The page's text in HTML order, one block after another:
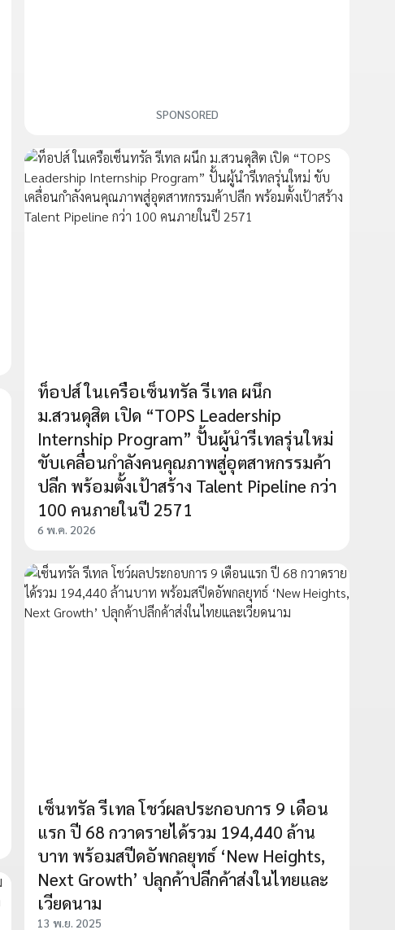
SPONSORED
ท็อปส์ ในเครือเซ็นทรัล รีเทล ผนึก
ม.สวนดุสิต เปิด “TOPS Leadership
Internship Program” ปั้นผู้นำรีเทลรุ่นใหม่
ขับเคลื่อนกำลังคนคุณภาพสู่อุตสาหกรรมค้า
ปลีก พร้อมตั้งเป้าสร้าง Talent Pipeline กว่า
100 คนภายในปี 2571
6 พ.ค. 2026
เซ็นทรัล รีเทล โชว์ผลประกอบการ 9 เดือน
แรก ปี 68 กวาดรายได้รวม 194,440 ล้าน
บาท พร้อมสปีดอัพกลยุทธ์ ‘New Heights,
Next Growth’ ปลุกค้าปลีกค้าส่งในไทยและ
เวียดนาม
13 พ.ย. 2025